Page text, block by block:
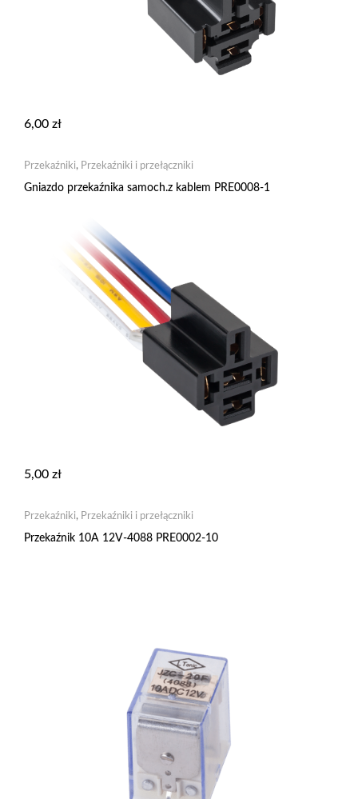
6,00 zł
Przekaźniki, Przekaźniki i przełączniki
Gniazdo przekaźnika samoch.z kablem PRE0008-1
5,00 zł
Przekaźniki, Przekaźniki i przełączniki
Przekaźnik 10A 12V-4088 PRE0002-10